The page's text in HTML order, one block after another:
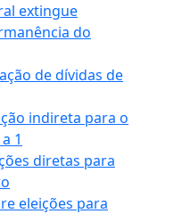
extingue
do
de dívidas de
indireta para o
1
diretas para
eleições para